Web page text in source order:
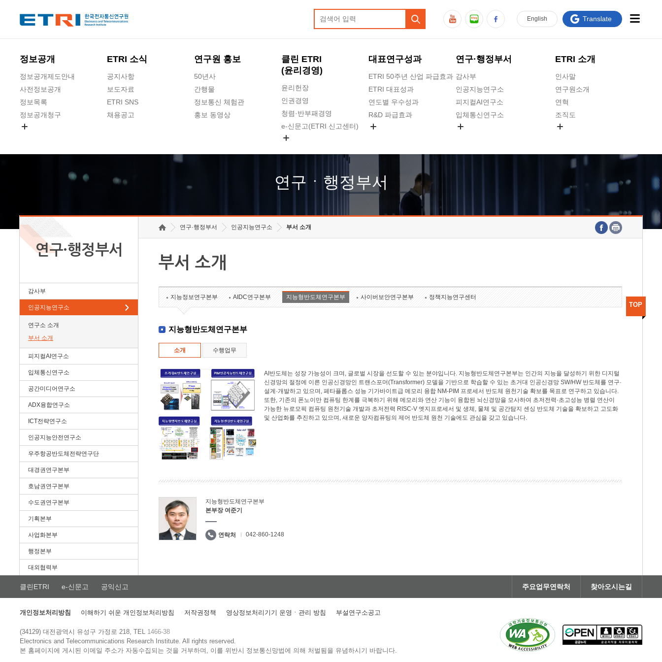
정보공개
정보공개제도안내
사전정보공개
정보목록
정보공개청구
ETRI 소식
공지사항
보도자료
ETRI SNS
채용공고
연구원 홍보
50년사
간행물
정보통신 체험관
홍보 동영상
클린 ETRI
(윤리경영)
윤리헌장
인권경영
청렴·반부패경영
e-신문고(ETRI 신고센터)
고객의소리
수의계약 현황
대표연구성과
ETRI 50주년 산업 파급효과
ETRI 대표성과
연도별 우수성과
R&D 파급효과
연구·행정부서
감사부
인공지능연구소
피지컬AI연구소
입체통신연구소
호남권연구본부
기획본부
ETRI 소개
인사말
연구원소개
연혁
조직도
연구원 고객헌장
주요업무연락처
English Translate
연구ㆍ행정부서
연구·행정부서
감사부
인공지능연구소
연구소 소개
부서 소개
피지컬AI연구소
입체통신연구소
공간미디어연구소
ADX융합연구소
ICT전략연구소
인공지능안전연구소
우주항공반도체전략연구단
대경권연구본부
호남권연구본부
수도권연구본부
기획본부
사업화본부
행정본부
대외협력부
연구·행정부서 인공지능연구소 부서 소개
부서 소개
지능정보연구본부 AIDC연구본부 지능형반도체연구본부 사이버보안연구본부 정책지능연구센터
지능형반도체연구본부
소개 수행업무
AI반도체는 성장 가능성이 크며, 글로벌 시장을 선도할 수 있는 분야입니다. 지능형반도체연구본부는 인간의 지능을 달성하기 위한 디지털
신경망의 절정에 이른 인공신경망인 트랜스포머(Transformer) 모델을 기반으로 학습할 수 있는 초거대 인공신경망 SW/HW 반도체를 연구·
설계·개발하고 있으며, 페타플롭스 성능 기가바이트급 메모리 융합 NM-PIM 프로세서 반도체 원천기술 확보를 목표로 연구하고 있습니다.
또한, 기존의 폰노이만 컴퓨팅 한계를 극복하기 위해 메모리와 연산 기능이 융합된 뇌신경망을 모사하여 초저전력·초고성능 병렬 연산이
가능한 뉴로모픽 컴퓨팅 원천기술 개발과 초저전력 RISC-V 엣지프로세서 및 생체, 물체 및 공간탐지 센싱 반도체 기술을 확보하고 고도화
및 산업화를 추진하고 있으며, 새로운 양자컴퓨팅의 제어 반도체 원천 기술에도 관심을 갖고 있습니다.
지능형반도체연구본부
본부장 여준기
연락처 042-860-1248
TOP
클린ETRI e-신문고 공익신고 주요업무연락처 찾아오시는길
개인정보처리방침 이해하기 쉬운 개인정보처리방침 저작권정책 영상정보처리기기 운영ㆍ관리 방침 부설연구소공고
(34129) 대전광역시 유성구 가정로 218, TEL 1466-38
Electronics and Telecommunications Research Institute.All rights reserved.
본 홈페이지에 게시된 이메일 주소가 자동수집되는 것을 거부하며, 이를 위반시 정보통신망법에 의해 처벌됨을 유념하시기 바랍니다.